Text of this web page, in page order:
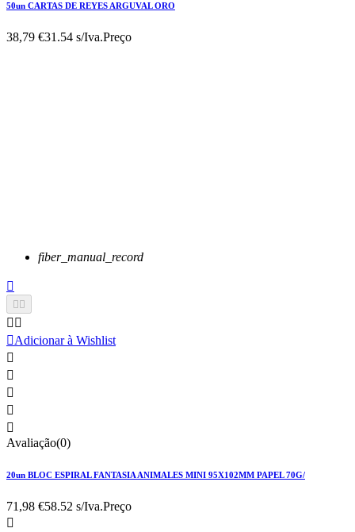
50un CARTAS DE REYES ARGUVAL ORO
38,79 €31.54 s/Iva.Preço
fiber_manual_record

 
 
Adicionar à Wishlist





Avaliação(0)
20un BLOC ESPIRAL FANTASIA ANIMALES MINI 95X102MM PAPEL 70G/
71,98 €58.52 s/Iva.Preço
